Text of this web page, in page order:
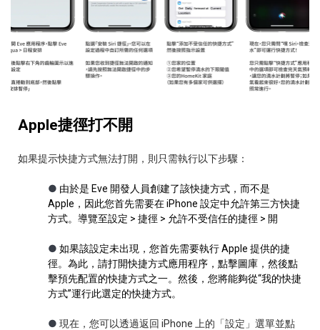
Apple捷徑打不開
如果提示快捷方式無法打開，則只需執行以下步驟：
● 由於是 Eve 開發人員創建了該快捷方式，而不是
Apple，因此您首先需要在 iPhone 設定中允許第三方快捷
方式。導覽至設定 > 捷徑 > 允許不受信任的捷徑 > 開
● 如果該設定未出現，您首先需要執行 Apple 提供的捷
徑。為此，請打開快捷方式應用程序，點擊圖庫，然後點
擊預先配置的快捷方式之一。然後，您將能夠從“我的快捷
方式”運行此選定的快捷方式。
● 現在，您可以透過返回 iPhone 上的「設定」選單並點